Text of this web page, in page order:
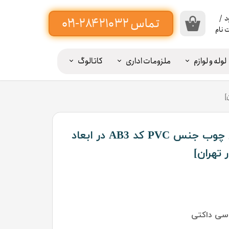
لوله و لوازم ملزومات اداری کاتالوگ
۰
/
نام
قرنیز داکتی مدرن طرح چوب جنس PVC کد AB3 در ابعاد
داکتی